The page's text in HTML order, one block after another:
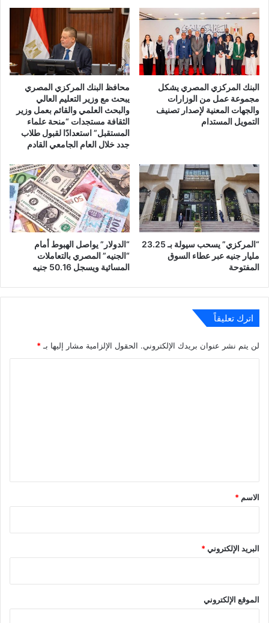
البنك المركزي المصري يشكل
مجموعة عمل من الوزارات
والجهات المعنية لإصدار تصنيف
التمويل المستدام
محافظ البنك المركزي المصري
يبحث مع وزير التعليم العالي
والبحث العلمي والقائم بعمل وزير
الثقافة مستجدات “منحة علماء
المستقبل” استعدادًا لقبول طلاب
جدد خلال العام الجامعي القادم
“المركزي” يسحب سيولة بـ 23.25
مليار جنيه عبر عطاء السوق
المفتوحة
“الدولار” يواصل الهبوط أمام
“الجنيه” المصري بالتعاملات
المسائية ويسجل 50.16 جنيه
اترك تعليقاً
لن يتم نشر عنوان بريدك الإلكتروني. الحقول الإلزامية مشار إليها بـ*
*
الاسم *
البريد الإلكتروني*
الموقع الإلكتروني